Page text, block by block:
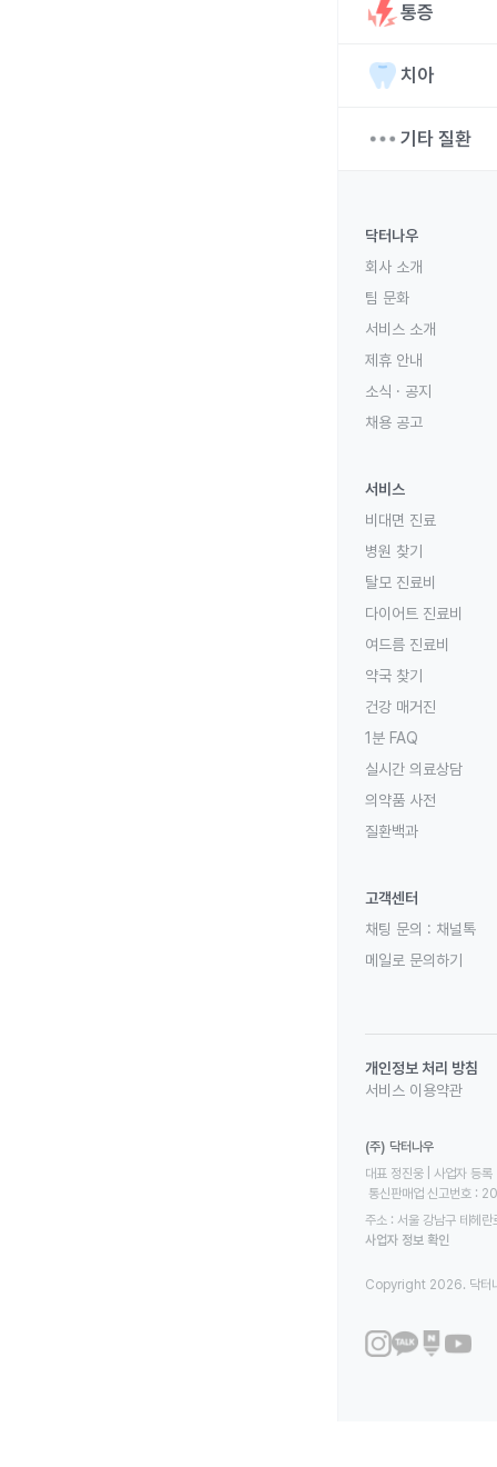
통증
치아
기타 질환
닥터나우
회사 소개
팀 문화
서비스 소개
제휴 안내
소식 · 공지
채용 공고
서비스
비대면 진료
병원 찾기
탈모 진료비
다이어트 진료비
여드름 진료비
약국 찾기
건강 매거진
1분 FAQ
실시간 의료상담
의약품 사전
질환백과
고객센터
채팅 문의 : 채널톡
메일로 문의하기
개인정보 처리 방침
서비스 이용약관
(주) 닥터나우
대표 정진웅 | 사업자
통신판매업 신고번호
주소 : 서울 강남구 테헤
사업자 정보 확인
Copyright 2026. 닥터